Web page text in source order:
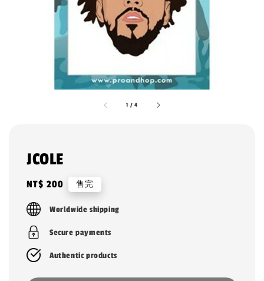
1 /4
JCOLE
Regular
price
NT$ 200 售完
Worldwide shipping
Secure payments
Authentic products